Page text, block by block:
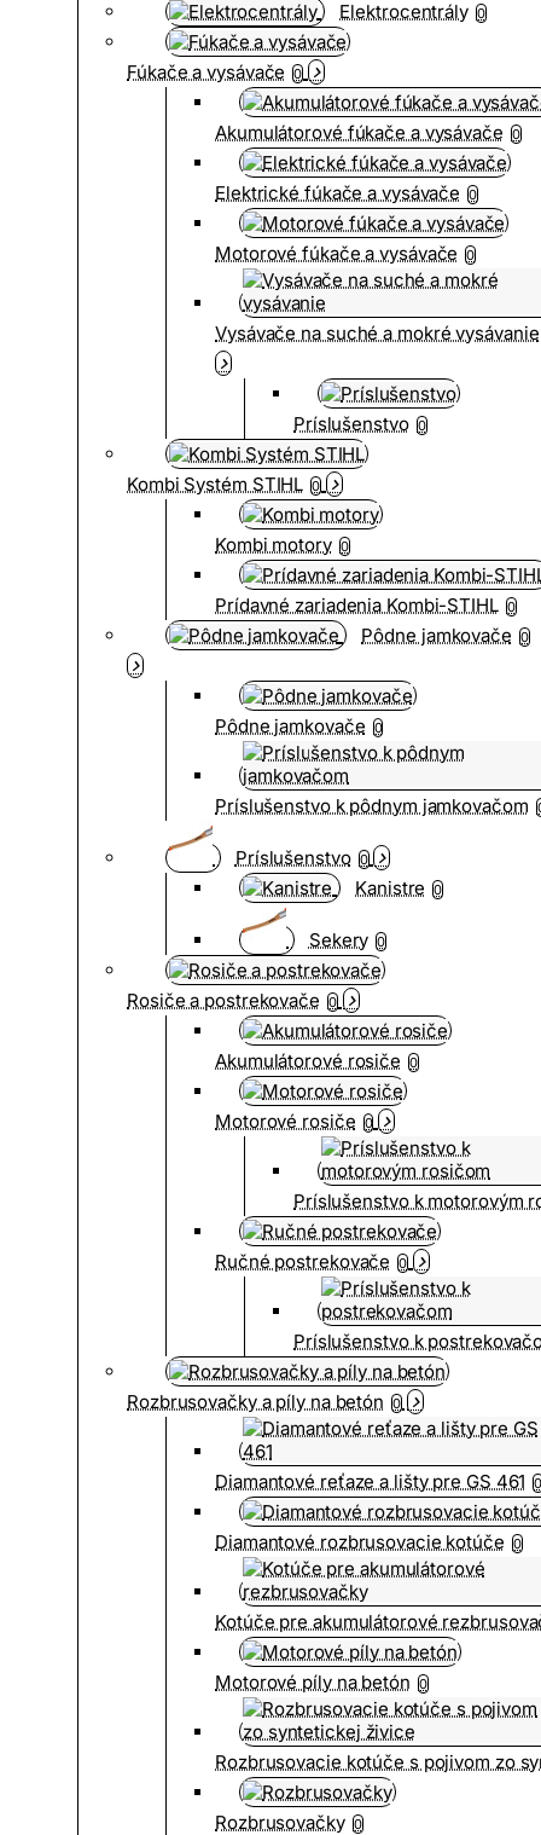
Elektrocentrály 0
Fúkače a vysávače 0
Akumulátorové fúkače a vysávače 0
Elektrické fúkače a vysávače 0
Motorové fúkače a vysávače 0
Vysávače na suché a mokré vysávanie
Príslušenstvo 0
Kombi Systém STIHL 0
Kombi motory 0
Prídavné zariadenia Kombi-STIHL 0
Pôdne jamkovače 0
Pôdne jamkovače 0
Príslušenstvo k pôdnym jamkovačom
Príslušenstvo 0
Kanistre 0
Sekery 0
Rosiče a postrekovače 0
Akumulátorové rosiče 0
Motorové rosiče 0
Príslušenstvo k motorovým
Ručné postrekovače 0
Príslušenstvo k
Rozbrusovačky a píly na betón 0
Diamantové reťaze a lišty pre GS 461
Diamantové rozbrusovacie kotúče 0
Kotúče pre akumulátorové
Motorové píly na betón 0
Rozbrusovacie kotúče s pojivom zo
Rozbrusovačky 0